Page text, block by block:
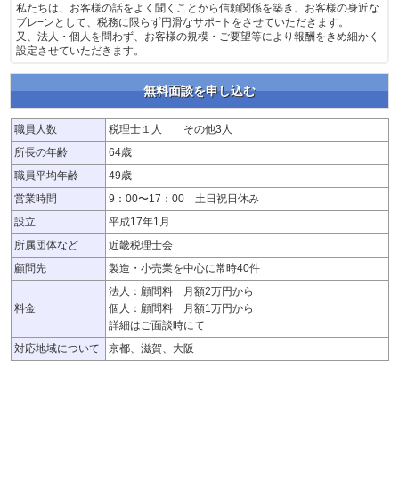
私たちは、お客様の話をよく聞くことから信頼関係を築き、お客様の身近な
ブレ−ンとして、税務に限らず円滑なサポ−トをさせていただきます。
又、法人・個人を問わず、お客様の規模・ご要望等により報酬をきめ細かく
設定させていただきます。
無料面談を申し込む
職員人数
税理士１人 その他3人
所長の年齢
64歳
職員平均年齢
49歳
営業時間
9：00〜17：00 土日祝日休み
設立
平成17年1月
所属団体など
近畿税理士会
顧問先
製造・小売業を中心に常時40件
料金
法人：顧問料 月額2万円から
個人：顧問料 月額1万円から
詳細はご面談時にて
対応地域について
京都、滋賀、大阪